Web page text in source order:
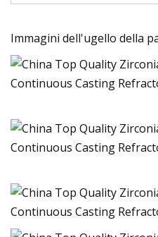
Immagini dell'ugello della